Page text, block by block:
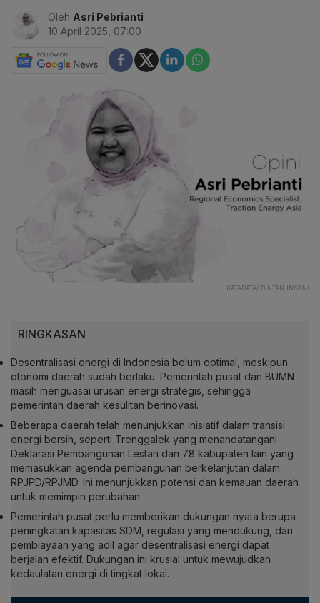
Oleh Asri Pebrianti
10 April 2025, 07:00
KATADATA/ BINTAN INSANI
RINGKASAN
Desentralisasi energi di Indonesia belum optimal, meskipun
otonomi daerah sudah berlaku. Pemerintah pusat dan BUMN
masih menguasai urusan energi strategis, sehingga
pemerintah daerah kesulitan berinovasi.
Beberapa daerah telah menunjukkan inisiatif dalam transisi
energi bersih, seperti Trenggalek yang menandatangani
Deklarasi Pembangunan Lestari dan 78 kabupaten lain yang
memasukkan agenda pembangunan berkelanjutan dalam
RPJPD/RPJMD. Ini menunjukkan potensi dan kemauan daerah
untuk memimpin perubahan.
Pemerintah pusat perlu memberikan dukungan nyata berupa
peningkatan kapasitas SDM, regulasi yang mendukung, dan
pembiayaan yang adil agar desentralisasi energi dapat
berjalan efektif. Dukungan ini krusial untuk mewujudkan
kedaulatan energi di tingkat lokal.